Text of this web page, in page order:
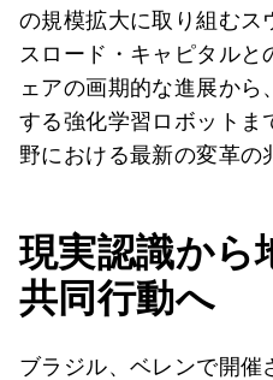
の規模拡大に取り組むス
スロード・キャピタルと
ェアの画期的な進展か
する強化学習ロボットま
野における最新の変革の
現実認識から
共同行動へ
ブラジル、ベレンで開催